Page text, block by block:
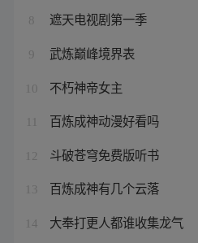
8 遮天电视剧第一季
9 武炼巅峰境界表
10 不朽神帝女主
百炼成神动漫好看吗
12 斗破苍穹免费版听书
13 百炼成神有几个云落
14 大奉打更人都谁收集龙气